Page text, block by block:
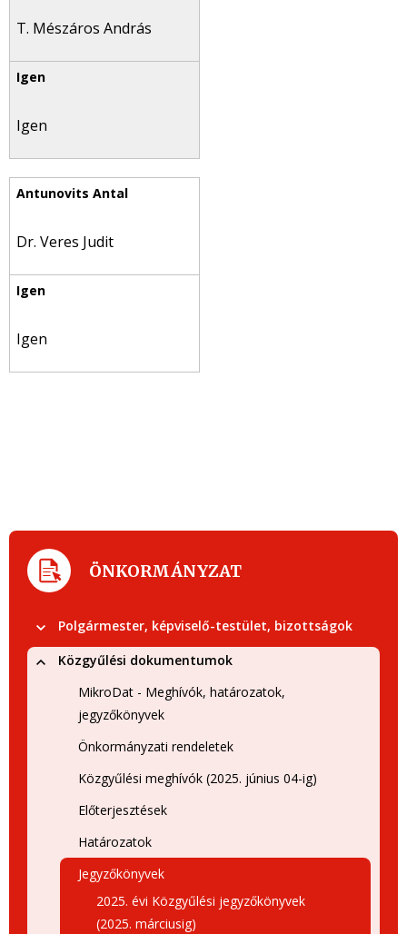
T. Mészáros András
Igen
Dr. Veres Judit
Igen
ÖNKORMÁNYZAT
Polgármester, képviselő-testület, bizottságok
Közgyűlési dokumentumok
MikroDat - Meghívók, határozatok,
jegyzőkönyvek
Önkormányzati rendeletek
Közgyűlési meghívók (2025. június 04-ig)
Előterjesztések
Határozatok
Jegyzőkönyvek
2025. évi Közgyűlési jegyzőkönyvek
(2025. márciusig)